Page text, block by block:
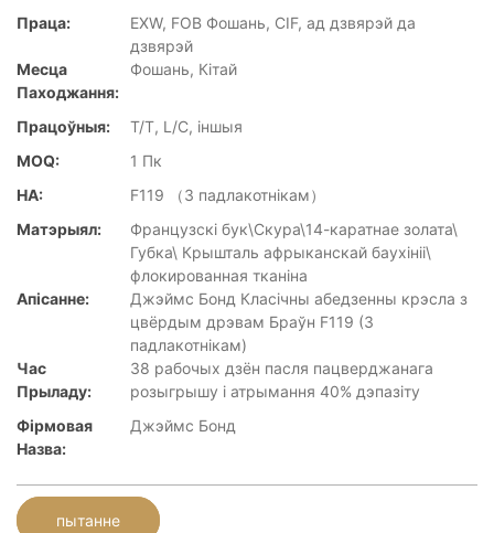
Праца:
EXW, FOB Фошань, CIF, ад дзвярэй да
дзвярэй
Месца
Паходжання:
Фошань, Кітай
Працоўныя:
T/T, L/C, іншыя
MOQ:
1 Пк
НА:
F119 （З падлакотнікам）
Матэрыял:
Французскі бук\Скура\14-каратнае золата\
Губка\ Крышталь афрыканскай баухініі\
флокированная тканіна
Апісанне:
Джэймс Бонд Класічны абедзенны крэсла з
цвёрдым дрэвам Браўн F119 (З
падлакотнікам)
Час
Прыладу:
38 рабочых дзён пасля пацверджанага
розыгрышу і атрымання 40% дэпазіту
Фірмовая
Назва:
Джэймс Бонд
пытанне